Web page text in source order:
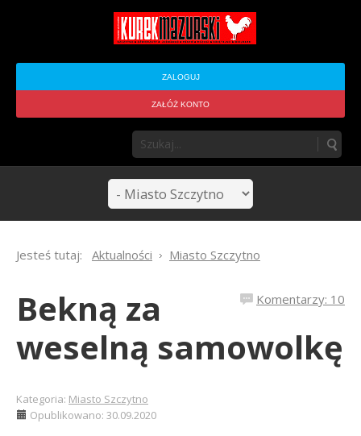
ZALOGUJ
ZAŁÓŻ KONTO
Jesteś tutaj: Aktualności Miasto Szczytno
Komentarzy: 10
Bekną za
weselną samowolkę
Kategoria: Miasto Szczytno
Opublikowano: 30.09.2020